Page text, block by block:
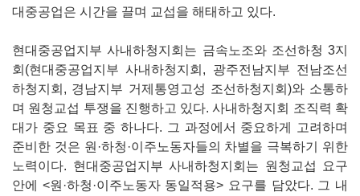
대중공업은 시간을 끌며 교섭을 해태하고 있다.
현대중공업지부 사내하청지회는 금속노조와 조선하청 3지
회(현대중공업지부 사내하청지회, 광주전남지부 전남조선
하청지회, 경남지부 거제통영고성 조선하청지회)와 소통하
며 원청교섭 투쟁을 진행하고 있다. 사내하청지회 조직력 확
대가 중요 목표 중 하나다. 그 과정에서 중요하게 고려하며
준비한 것은 원·하청·이주노동자들의 차별을 극복하기 위한
노력이다. 현대중공업지부 사내하청지회는 원청교섭 요구
안에 <원·하청·이주노동자 동일적용> 요구를 담았다. 그 내